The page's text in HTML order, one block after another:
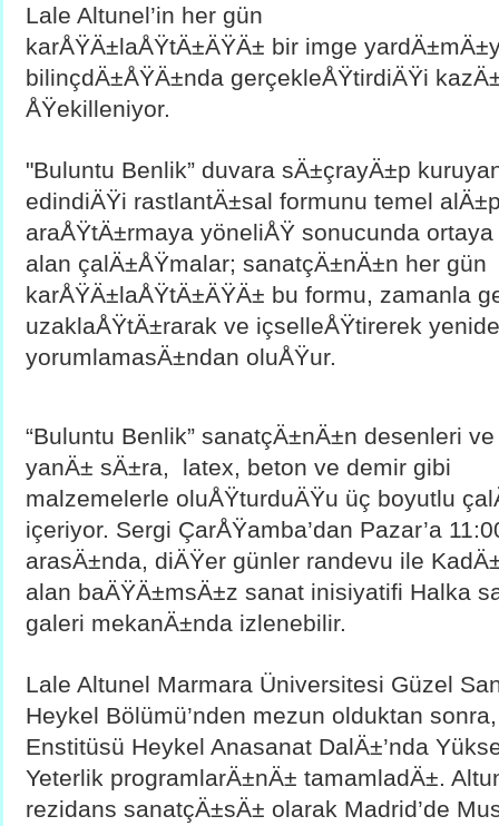
Lale Altunel’in her gün
karÅŸÄ±laÅŸtÄ±ÄŸÄ± bir imge
bilinçdÄ±ÅŸÄ±nda gerçekleÅŸtirdiÄŸi
ÅŸekilleniyor.
"Buluntu Benlik” duvara sÄ±çrayÄ±p
edindiÄŸi rastlantÄ±sal formunu temel
araÅŸtÄ±rmaya yöneliÅŸ sonucunda
alan çalÄ±ÅŸmalar; sanatçÄ±nÄ±n her gün
karÅŸÄ±laÅŸtÄ±ÄŸÄ± bu formu, zamanla
uzaklaÅŸtÄ±rarak ve içselleÅŸtirerek
yorumlamasÄ±ndan oluÅŸur.
“Buluntu Benlik” sanatçÄ±nÄ±n desenleri
yanÄ± sÄ±ra,  latex, beton ve demir gibi
malzemelerle oluÅŸturduÄŸu üç boyutlu
içeriyor. Sergi ÇarÅŸamba’dan Pazar’a
arasÄ±nda, diÄŸer günler randevu ile
alan baÄŸÄ±msÄ±z sanat inisiyatifi Halka
galeri mekanÄ±nda izlenebilir.
Lale Altunel Marmara Üniversitesi Güzel
Heykel Bölümü’nden mezun olduktan
Enstitüsü Heykel Anasanat DalÄ±’nda
Yeterlik programlarÄ±nÄ± tamamladÄ±.
rezidans sanatçÄ±sÄ± olarak Madrid’de